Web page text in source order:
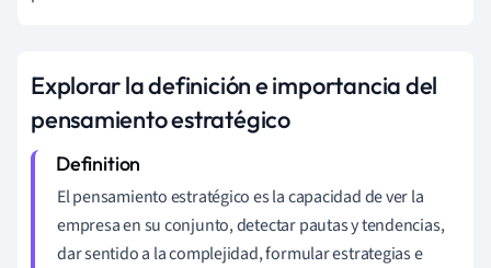
Explorar la definición e importancia del
pensamiento estratégico
El pensamiento estratégico es la capacidad de ver la
empresa en su conjunto, detectar pautas y tendencias,
dar sentido a la complejidad, formular estrategias e